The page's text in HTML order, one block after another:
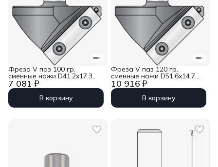
7 081 ₽
Фреза V паз 100 гр.
сменные ножи D41.2x17.3
L81 Z1 хвостовик 12 Dimar
1053629
В корзину
10 916 ₽
Фреза V паз 120 гр.
сменные ножи D51.6x14.7
L77.7 Z2 хвостовик 12 Dimar
1054009
В корзину